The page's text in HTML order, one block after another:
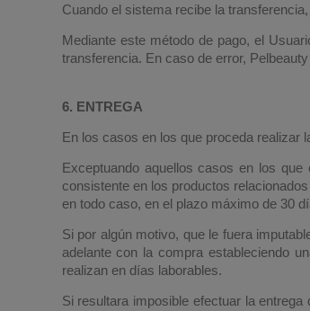
Cuando el sistema recibe la
Mediante este método de pago, el
transferencia. En caso de error,
6. ENTREGA
En los casos en los que proceda realizar
Exceptuando aquellos casos en los
consistente en los productos
en todo caso, en el plazo máximo de 30
Si por algún motivo, que le fuera
adelante con la compra estableciendo
realizan en días laborables.
Si resultara imposible efectuar la